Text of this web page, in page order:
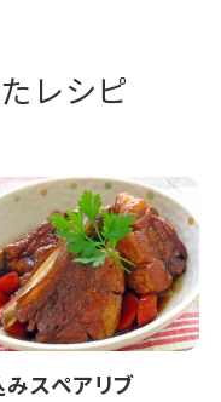
レシピ
スペアリブ